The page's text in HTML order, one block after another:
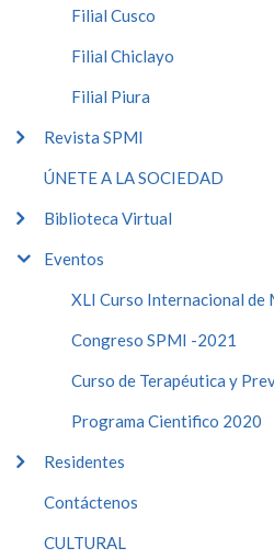
Filial Cusco
Filial Chiclayo
Filial Piura
Revista SPMI
ÚNETE A LA SOCIEDAD
Biblioteca Virtual
Eventos
XLI Curso Internacional de
Congreso SPMI -2021
Curso de Terapéutica y
Programa Cientifico 2020
Residentes
Contáctenos
CULTURAL